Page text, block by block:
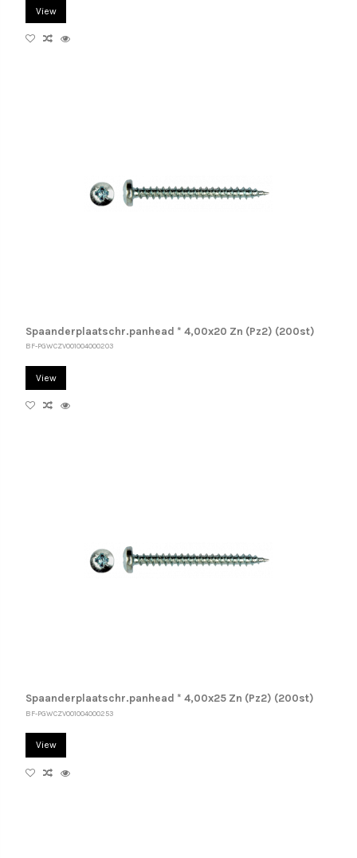
View
Spaanderplaatschr.panhead * 4,00x20 Zn (Pz2) (200st)
BF-PGWCZV001004000203
View
Spaanderplaatschr.panhead * 4,00x25 Zn (Pz2) (200st)
BF-PGWCZV001004000253
View